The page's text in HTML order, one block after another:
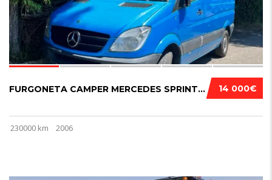
14 000€
FURGONETA CAMPER MERCEDES SPRINTER 318 2006....
230000 km 2006